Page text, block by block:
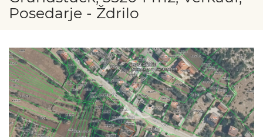
Posedarje - Ždrilo